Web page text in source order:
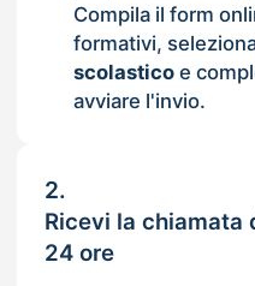
Compila il form
formativi,
scolasticoe
avviare l'invio.
2.
Ricevi la chiamata
24 ore